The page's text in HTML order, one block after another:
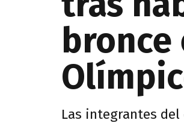
bronce
Las integrantes